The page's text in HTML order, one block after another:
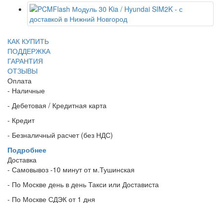
КАК КУПИТЬ
ПОДДЕРЖКА
ГАРАНТИЯ
ОТЗЫВЫ
Оплата
- Наличные
- Дебетовая / Кредитная карта
- Кредит
- Безналичный расчет (без НДС)
Подробнее
Доставка
- Самовывоз -10 минут от м.Тушинская
- По Москве день в день Такси или Достависта
- По Москве СДЭК от 1 дня